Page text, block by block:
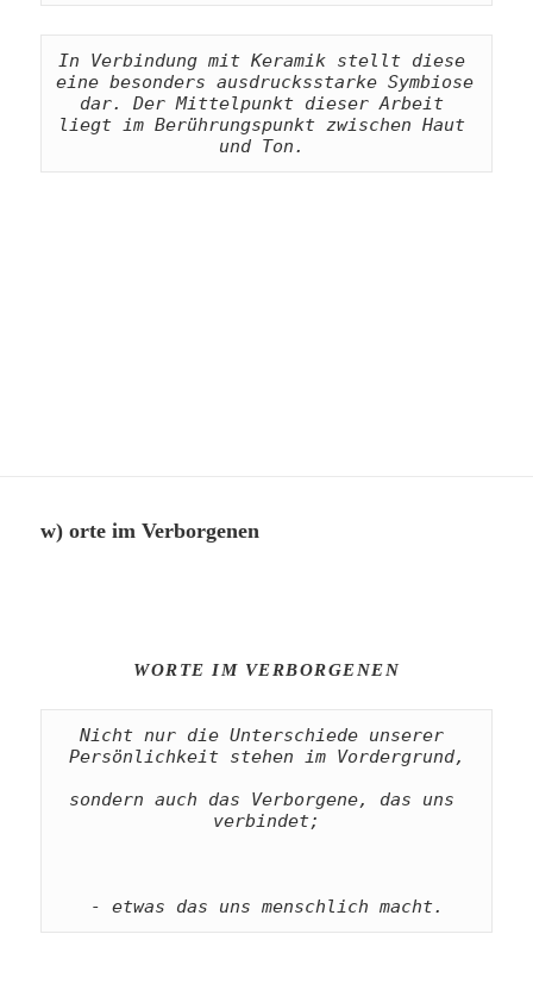
In Verbindung mit Keramik stellt diese
eine besonders ausdrucksstarke Symbiose
dar. Der Mittelpunkt dieser Arbeit
liegt im Berührungspunkt zwischen Haut
und Ton.
w) orte im Verborgenen
WORTE IM VERBORGENEN
Nicht nur die Unterschiede unserer
Persönlichkeit stehen im Vordergrund,
sondern auch das Verborgene, das uns
verbindet;
- etwas das uns menschlich macht.